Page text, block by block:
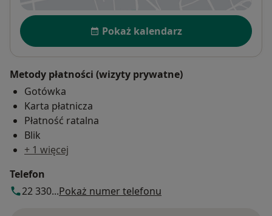
Dostępność
Pokaż kalendarz
Metody płatności (wizyty prywatne)
Gotówka
Karta płatnicza
Płatność ratalna
Blik
+ 1 więcej
Telefon
22 330...Pokaż numer telefonu